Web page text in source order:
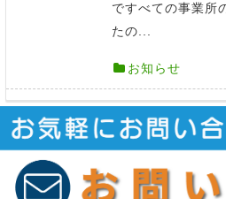
ですべての事業所
たの...
お知らせ